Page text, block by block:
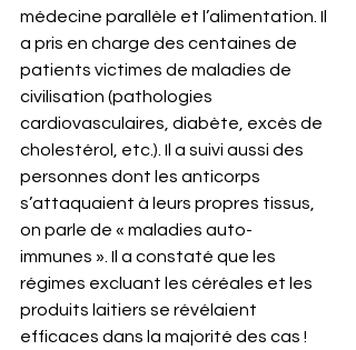
médecine parallèle et l’alimentation. Il
a pris en charge des centaines de
patients victimes de maladies de
civilisation (pathologies
cardiovasculaires, diabète, excès de
cholestérol, etc.). Il a suivi aussi des
personnes dont les anticorps
s’attaquaient à leurs propres tissus,
on parle de « maladies auto-
immunes ». Il a constaté que les
régimes excluant les céréales et les
produits laitiers se révélaient
efficaces dans la majorité des cas !